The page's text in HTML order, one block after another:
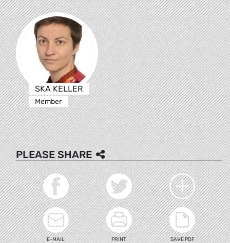
SKA KELLER
Member
PLEASE SHARE
E-MAIL PRINT SAVE PDF